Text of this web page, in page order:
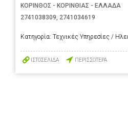
ΚΟΡΙΝΘΟΣ - ΚΟΡΙΝΘΙΑΣ - ΕΛΛΑΔΑ
2741038309, 2741034619
Κατηγορία: Τεχνικές Υπηρεσίες /
ΙΣΤΟΣΕΛΙΔΑ ΠΕΡΙΣΣΟΤΕΡΑ